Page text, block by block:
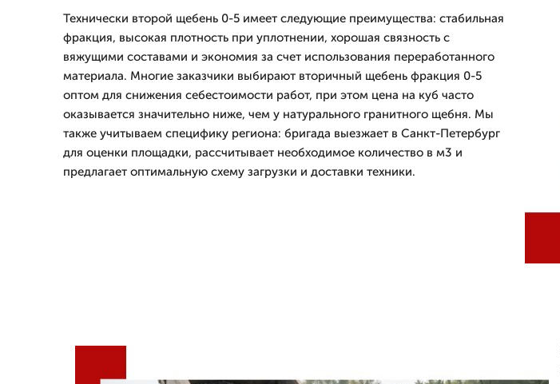
Технически второй щебень 0-5 имеет следующие преимущества: стабильная
фракция, высокая плотность при уплотнении, хорошая связность с
вяжущими составами и экономия за счет использования переработанного
материала. Многие заказчики выбирают вторичный щебень фракция 0-5
оптом для снижения себестоимости работ, при этом цена на куб часто
оказывается значительно ниже, чем у натурального гранитного щебня. Мы
также учитываем специфику региона: бригада выезжает в Санкт-Петербург
для оценки площадки, рассчитывает необходимое количество в м3 и
предлагает оптимальную схему загрузки и доставки техники.